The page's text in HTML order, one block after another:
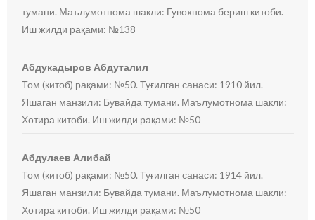
тумани. Маълумотнома шакли: Гувохнома бериш китоби.
Иш жилди рақами: №138
Абдукадыров Абдуталил
Том (китоб) рақами: №50. Туғилган санаси: 1910 йил.
Яшаган манзили: Бувайда тумани. Маълумотнома шакли:
Хотира китоби. Иш жилди рақами: №50
Абдулаев Алибай
Том (китоб) рақами: №50. Туғилган санаси: 1914 йил.
Яшаган манзили: Бувайда тумани. Маълумотнома шакли:
Хотира китоби. Иш жилди рақами: №50